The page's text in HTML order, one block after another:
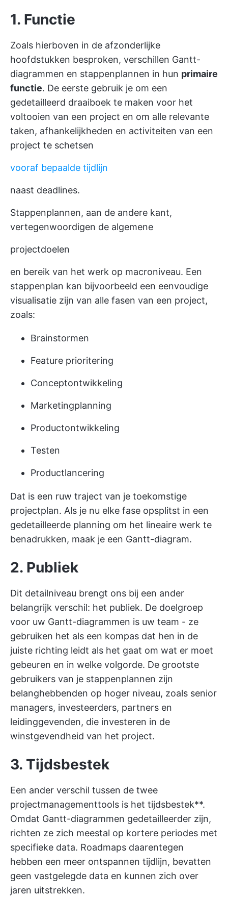
1. Functie
Zoals hierboven in de afzonderlijke
hoofdstukken besproken, verschillen Gantt-
diagrammen en stappenplannen in hun primaire
functie. De eerste gebruik je om een
gedetailleerd draaiboek te maken voor het
voltooien van een project en om alle relevante
taken, afhankelijkheden en activiteiten van een
project te schetsen
vooraf bepaalde tijdlijn
naast deadlines.
Stappenplannen, aan de andere kant,
vertegenwoordigen de algemene
projectdoelen
en bereik van het werk op macroniveau. Een
stappenplan kan bijvoorbeeld een eenvoudige
visualisatie zijn van alle fasen van een project,
zoals:
Brainstormen
Feature prioritering
Conceptontwikkeling
Marketingplanning
Productontwikkeling
Testen
Productlancering
Dat is een ruw traject van je toekomstige
projectplan. Als je nu elke fase opsplitst in een
gedetailleerde planning om het lineaire werk te
benadrukken, maak je een Gantt-diagram.
2. Publiek
Dit detailniveau brengt ons bij een ander
belangrijk verschil: het publiek. De doelgroep
voor uw Gantt-diagrammen is uw team - ze
gebruiken het als een kompas dat hen in de
juiste richting leidt als het gaat om wat er moet
gebeuren en in welke volgorde. De grootste
gebruikers van je stappenplannen zijn
belanghebbenden op hoger niveau, zoals senior
managers, investeerders, partners en
leidinggevenden, die investeren in de
winstgevendheid van het project.
3. Tijdsbestek
Een ander verschil tussen de twee
projectmanagementtools is het tijdsbestek**.
Omdat Gantt-diagrammen gedetailleerder zijn,
richten ze zich meestal op kortere periodes met
specifieke data. Roadmaps daarentegen
hebben een meer ontspannen tijdlijn, bevatten
geen vastgelegde data en kunnen zich over
jaren uitstrekken.